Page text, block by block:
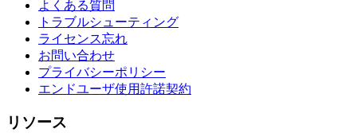
よくある質問
トラブルシューティング
ライセンス忘れ
お問い合わせ
プライバシーポリシー
エンドユーザ使用許諾契約
リソース